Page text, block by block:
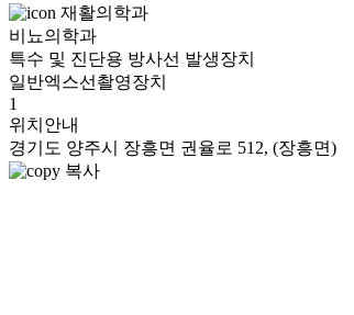
재활의학과
비뇨의학과
특수 및 진단용 방사선 발생장치
일반엑스선촬영장치
1
위치안내
경기도 양주시 장흥면 권율로 512, (장흥면)
복사